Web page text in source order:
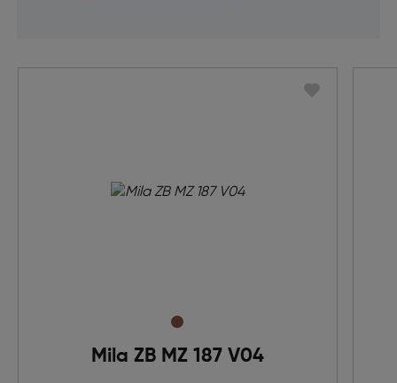
Mila ZB MZ 187 V04